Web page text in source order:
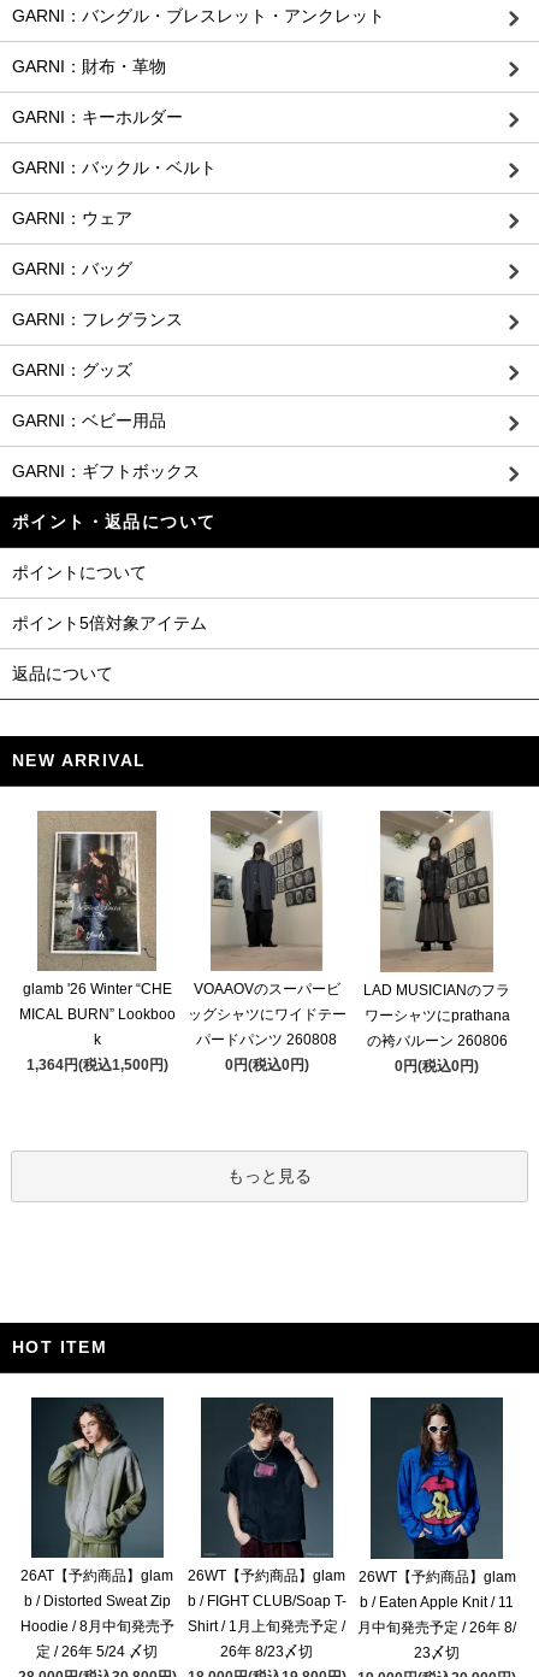
GARNI：バングル・ブレスレット・アンクレット
GARNI：財布・革物
GARNI：キーホルダー
GARNI：バックル・ベルト
GARNI：ウェア
GARNI：バッグ
GARNI：フレグランス
GARNI：グッズ
GARNI：ベビー用品
GARNI：ギフトボックス
ポイント・返品について
ポイントについて
ポイント5倍対象アイテム
返品について
NEW ARRIVAL
glamb '26 Winter “CHE
MICAL BURN” Lookboo
k
1,364円(税込1,500円)
VOAAOVのスーパービ
ッグシャツにワイドテー
パードパンツ 260808
0円(税込0円)
LAD MUSICIANのフラ
ワーシャツにprathana
の袴バルーン 260806
0円(税込0円)
もっと見る
HOT ITEM
26AT【予約商品】glam
b / Distorted Sweat Zip
Hoodie / 8月中旬発売予
定 / 26年 5/24 〆切
26WT【予約商品】glam
b / FIGHT CLUB/Soap T-
Shirt / 1月上旬発売予定 /
26年 8/23〆切
26WT【予約商品】glam
b / Eaten Apple Knit / 11
月中旬発売予定 / 26年 8/
23〆切